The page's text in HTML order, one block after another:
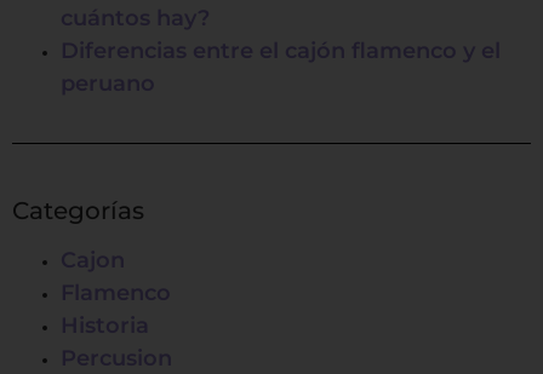
cuántos hay?
Diferencias entre el cajón flamenco y el
peruano
Categorías
Cajon
Flamenco
Historia
Percusion